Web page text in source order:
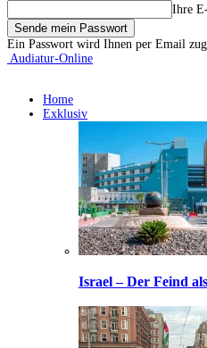
Ihre
Ein Passwort wird Ihnen per Email
Audiatur-Online
Home
Exklusiv
Israel – Der Feind